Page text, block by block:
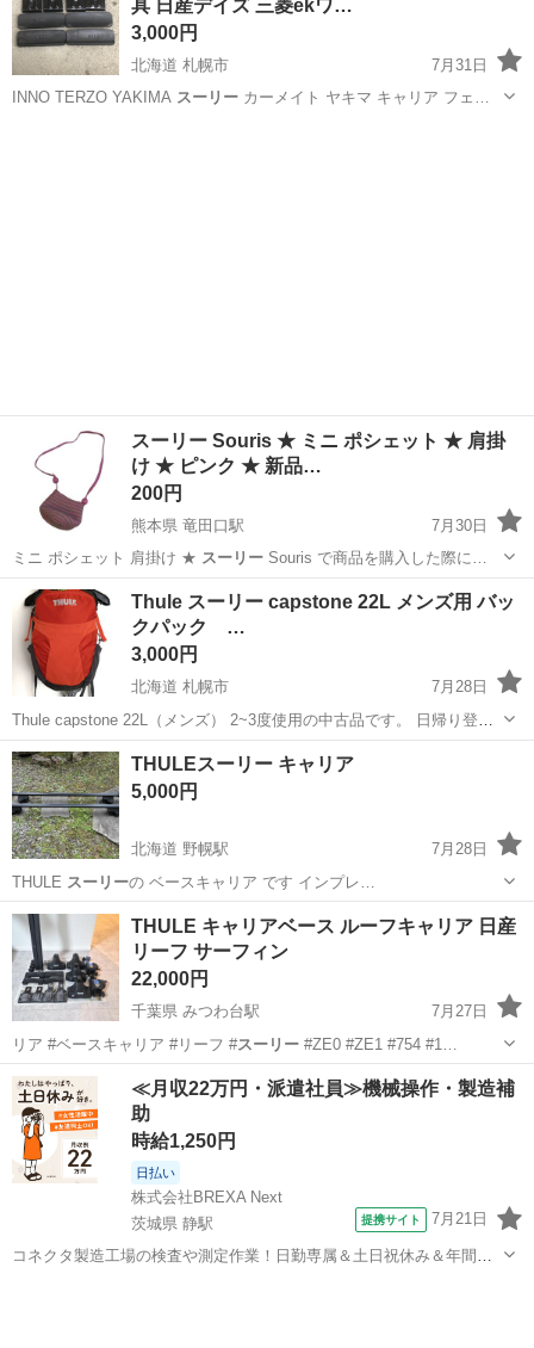
具 日産デイズ 三菱ekワ…
3,000円
北海道 札幌市
7月31日
INNO TERZO YAKIMA スーリーカーメイト ヤキマ キャリア フェ…
スーリー Souris ★ ミニ ポシェット ★ 肩掛
け ★ ピンク ★ 新品…
200円
熊本県 竜田口駅
7月30日
ミニ ポシェット 肩掛け ★ スーリーSouris で商品を購入した際に…
熊本 熊本市
Thule スーリー capstone 22L メンズ用 バッ
クパック …
3,000円
北海道 札幌市
7月28日
Thule capstone 22L（メンズ） 2~3度使用の中古品です。 日帰り登山
に最適な22Lサイズ。 背中側には汗抜けが良いトランポリン型のメッ
シュパネル内臓、軽量アルミフレーム入りで安定した背負い心地で
す...
北海道 札幌市
THULEスーリー キャリア
5,000円
北海道 野幌駅
7月28日
THULE スーリーの ベースキャリア です インプレ…
北海道 江別市 野幌駅 車のパーツ
THULE キャリアベース ルーフキャリア 日産
リーフ サーフィン
22,000円
千葉県 みつわ台駅
7月27日
リア #ベースキャリア #リーフ #スーリー#ZE0 #ZE1 #754 #1…
千葉 千葉市 みつわ台駅 キャリア、ラック
≪月収22万円・派遣社員≫機械操作・製造補
助
時給1,250円
日払い
株式会社BREXA Next
茨城県 静駅
提携サイト 7月21日
コネクタ製造工場の検査や測定作業！日勤専属＆土日祝休み＆年間休